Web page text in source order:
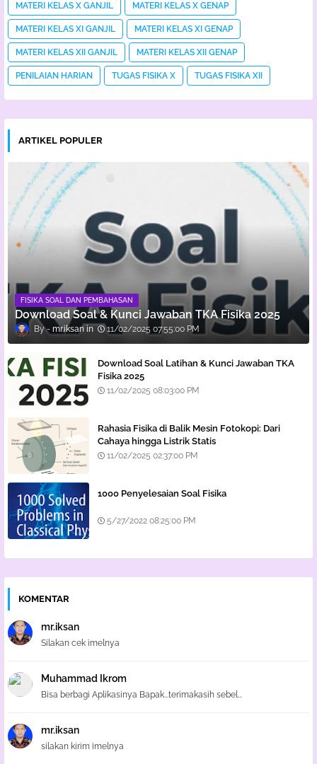
MATERI KELAS X GANJIL MATERI KELAS X GENAP
MATERI KELAS XI GANJIL MATERI KELAS XI GENAP
MATERI KELAS XII GANJIL MATERI KELAS XII GENAP
PENILAIAN HARIAN TUGAS FISIKA X TUGAS FISIKA XII
ARTIKEL POPULER
FISIKA SOAL DAN PEMBAHASAN
Download Soal & Kunci Jawaban TKA Fisika 2025
mr.iksan 11/02/2025 07:55:00 PM
Download Soal Latihan & Kunci Jawaban TKA
Fisika 2025
11/02/2025 08:03:00 PM
Rahasia Fisika di Balik Mesin Fotokopi: Dari
Cahaya hingga Listrik Statis
11/02/2025 02:37:00 PM
1000 Penyelesaian Soal Fisika
5/27/2022 08:25:00 PM
KOMENTAR
mr.iksan
Silakan cek imelnya
Muhammad Ikrom
Bisa berbagi Aplikasinya Bapak...terimakasih sebel...
mr.iksan
silakan kirim imelnya